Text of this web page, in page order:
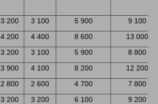
3 200 3 100 5 900
9 100
4 200 4 400 8 600
13 000
3 200 3 100 5 900
8 800
3 900 4 100 8 200
12 200
2 800 2 600 4 700
7 800
3 200 3 200 6 100
9 200